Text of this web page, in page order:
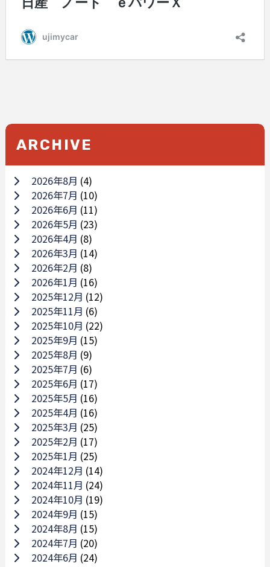
ARCHIVE
2026年8月 (4)
2026年7月 (10)
2026年6月 (11)
2026年5月 (23)
2026年4月 (8)
2026年3月 (14)
2026年2月 (8)
2026年1月 (16)
2025年12月 (12)
2025年11月 (6)
2025年10月 (22)
2025年9月 (15)
2025年8月 (9)
2025年7月 (6)
2025年6月 (17)
2025年5月 (16)
2025年4月 (16)
2025年3月 (25)
2025年2月 (17)
2025年1月 (25)
2024年12月 (14)
2024年11月 (24)
2024年10月 (19)
2024年9月 (15)
2024年8月 (15)
2024年7月 (20)
2024年6月 (24)